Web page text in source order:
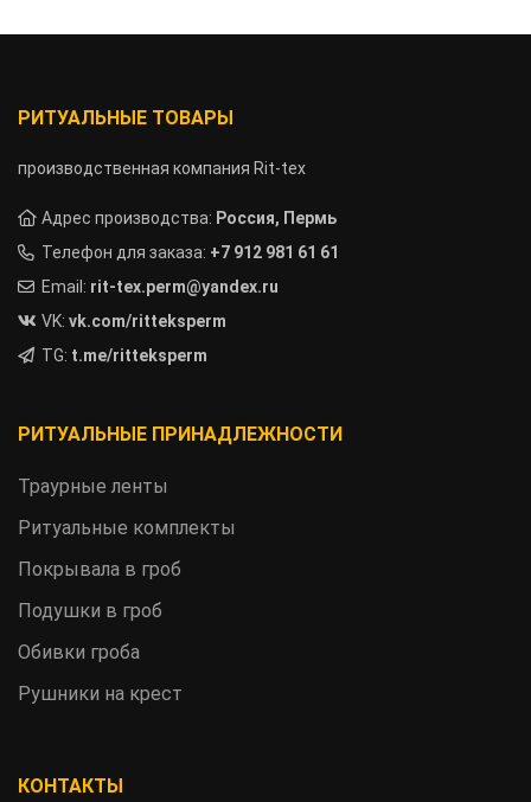
РИТУАЛЬНЫЕ ТОВАРЫ
производственная компания Rit-tex
Адрес производства: Россия, Пермь
Телефон для заказа: +7 912 981 61 61
Email: rit-tex.perm@yandex.ru
VK: vk.com/ritteksperm
TG: t.me/ritteksperm
РИТУАЛЬНЫЕ ПРИНАДЛЕЖНОСТИ
Траурные ленты
Ритуальные комплекты
Покрывала в гроб
Подушки в гроб
Обивки гроба
Рушники на крест
КОНТАКТЫ